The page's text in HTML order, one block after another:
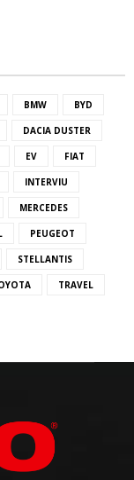
BMW BYD
DACIA DUSTER
EV FIAT
INTERVIU
MERCEDES
PEUGEOT
STELLANTIS
TRAVEL